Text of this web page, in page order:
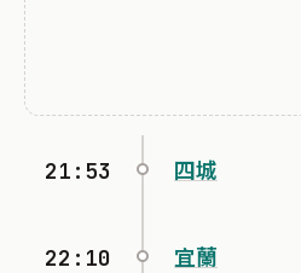
21:53 四城
22:10 宜蘭